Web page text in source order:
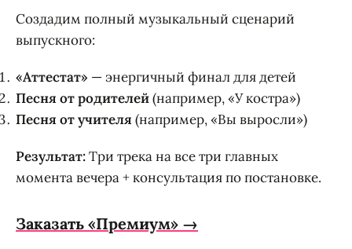
Создадим полный музыкальный сценарий
выпускного:
«Аттестат» — энергичный финал для детей
Песня от родителей(например, «У костра»)
Песня от учителя (например, «Вы выросли»)
Результат:Три трека на все три главных
момента вечера + консультация по постановке.
Заказать «Премиум» →